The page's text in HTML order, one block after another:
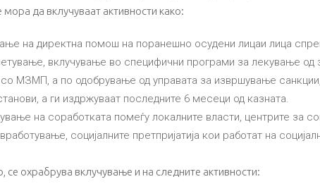
мора да вклучуваат активности како:
на директна помош на поранешно осудени лицаи лица
вклучување во специфични програми за лекување од
со МЗМП, а по одобрување од управата за извршување
а ги издржуваат последните 6 месеци од казната.
на соработката помеѓу локалните власти, центрите за
вработување, социјалните претпријатија кои работат на
се охрабрува вклучување и на следните активности: